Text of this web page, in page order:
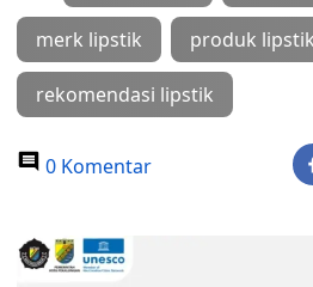
merk lipstik produk lipstik
rekomendasi lipstik
0 Komentar